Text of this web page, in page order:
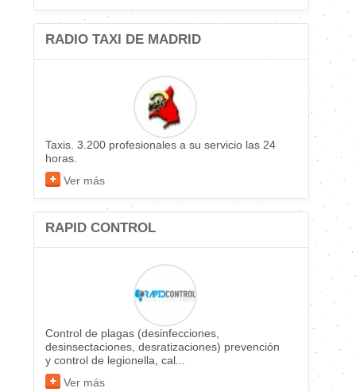
RADIO TAXI DE MADRID
Taxis. 3.200 profesionales a su servicio las 24
horas.
Ver más
RAPID CONTROL
Control de plagas (desinfecciones,
desinsectaciones, desratizaciones) prevención
y control de legionella, cal...
Ver más